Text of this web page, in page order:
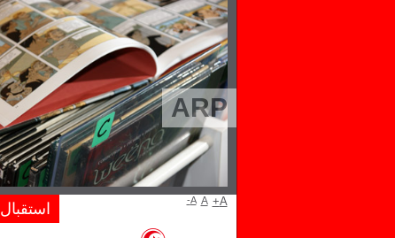
ARP
استقبال A- A A+